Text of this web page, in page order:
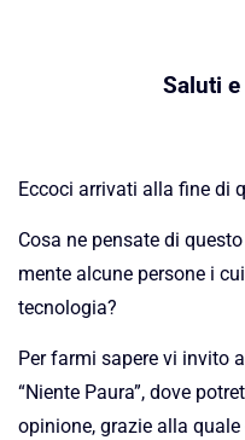
Saluti
Eccoci arrivati alla fine di
Cosa ne pensate di
mente alcune persone i
tecnologia?
Per farmi sapere vi invito
“Niente Paura”, dove
opinione, grazie alla